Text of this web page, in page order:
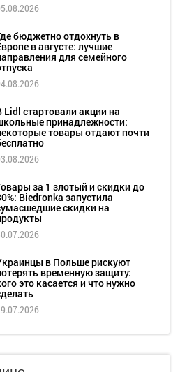
бюджетно отдохнуть в
в августе: лучшие
для семейного
Lidl стартовали акции на
принадлежности:
товары отдают почти
за 1 злотый и скидки до
Biedronka запустила
скидки на
в Польше рискуют
временную защиту:
это касается и что нужно